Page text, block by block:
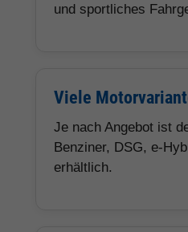
und sportliches
Viele
Je nach Angebot ist
Benziner, DSG, e-
erhältlich.